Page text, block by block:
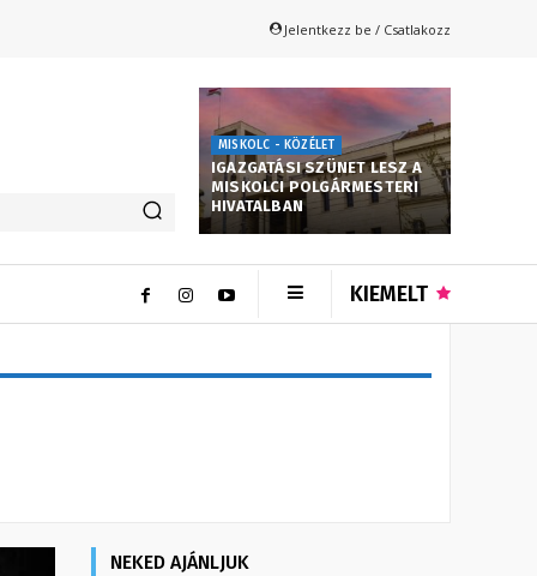
Jelentkezz be / Csatlakozz
MISKOLC - KÖZÉLET
IGAZGATÁSI SZÜNET LESZ A
MISKOLCI POLGÁRMESTERI
HIVATALBAN
KIEMELT
NEKED AJÁNLJUK